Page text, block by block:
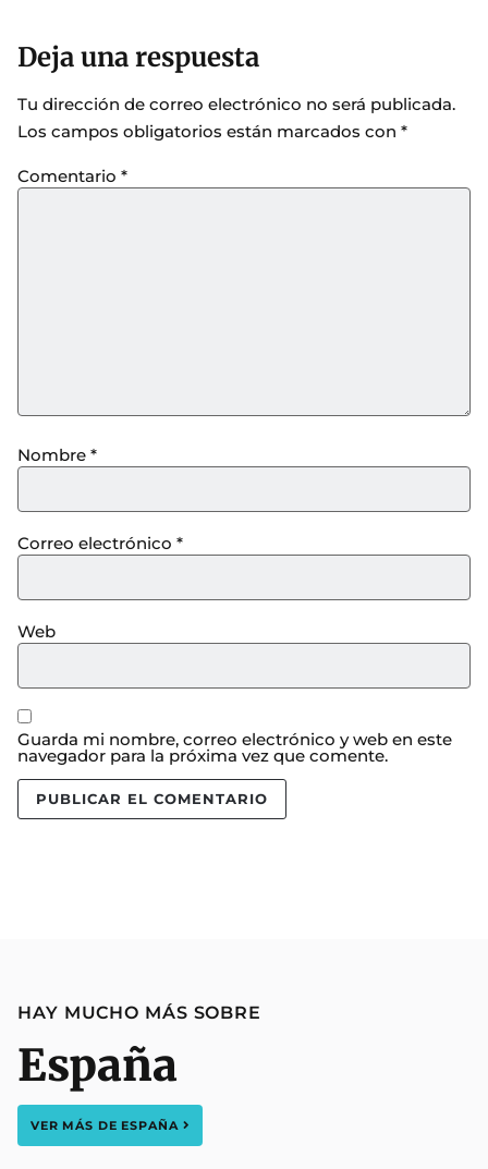
Deja una respuesta
Tu dirección de correo electrónico no será publicada.
Los campos obligatorios están marcados con *
Comentario *
Nombre *
Correo electrónico *
Web
Guarda mi nombre, correo electrónico y web en este
navegador para la próxima vez que comente.
HAY MUCHO MÁS SOBRE
España
VER MÁS DE ESPAÑA